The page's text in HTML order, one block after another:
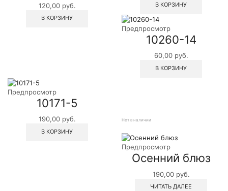
120,00 руб.
В КОРЗИНУ
В КОРЗИНУ
Предпросмотр
10260-14
60,00 руб.
В КОРЗИНУ
Предпросмотр
10171-5
190,00 руб.
В КОРЗИНУ
Нет в наличии
Предпросмотр
Осенний блюз
190,00 руб.
ЧИТАТЬ ДАЛЕЕ